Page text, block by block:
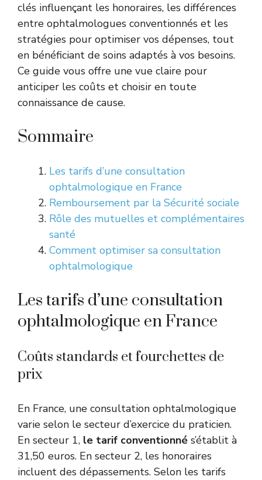
clés influençant les honoraires, les différences
entre ophtalmologues conventionnés et les
stratégies pour optimiser vos dépenses, tout
en bénéficiant de soins adaptés à vos besoins.
Ce guide vous offre une vue claire pour
anticiper les coûts et choisir en toute
connaissance de cause.
Sommaire
Les tarifs d’une consultation
ophtalmologique en France
Remboursement par la Sécurité sociale
Rôle des mutuelles et complémentaires
santé
Comment optimiser sa consultation
ophtalmologique
Les tarifs d’une consultation
ophtalmologique en France
Coûts standards et fourchettes de
prix
En France, une consultation ophtalmologique
varie selon le secteur d’exercice du praticien.
En secteur 1, le tarif conventionné s’établit à
31,50 euros. En secteur 2, les honoraires
incluent des dépassements. Selon les tarifs